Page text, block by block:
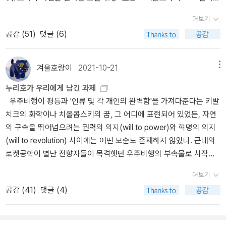
적인 정보 수단이나 통신 수단(전신)을 지배하는 한 폭력으로 전혀 새
하게 만든다. 그렇기 때문에 그 기구는 '혁명'을 '쿠데타'로 대체하였
버렸기 때문이다.._ 막스 베버, <관료제>, p64 또한, 막스는 <관료제
>에서 민주주의 체제가 효율적인 운영을 위해 도입한 관료제가 도리
어 민주주의와 충돌하는 모순을 지적한다. 근대화의 산물로 여겨지는
민주주의와 민주주의가 도입한 관료제의 충돌. 이것은 효율적인 근대
사회 조직인 관료제가 구성원들의 자기 보존 욕구로 인해 일종의 카
르텔(Kartell) 또는 조합(組合)화 되는 것은 중세 질서로의 회귀는 아
닐까. 일종의 도제 집단화되어 세습화되는 모습 안에서 '근대화 안의
반근대적 요소'를 발견하게 된다. 그리고, 이러한 요소가 관료제의 부
정적 모습 중 하나가 아닐까. 관료제 조직은 보통 다음과 같이 해서 지
배력을 갖는다. 즉, 조직은 경제적 및 사회적 차이의 중요성이 적어도
로마티크>에는 한국 대선 관련 기사2편이 다뤄졌다. 그 중 하나인 <
선거의 최대 쟁점이 된 한국의 부동산 위기>는 수도권 특히 서울 표
심에 결정적인 영향을 미치고 있는 현 상황을 잘 분석한 글이라 여겨
져 일부를 옮겨본다. 기사는 정부의 부동산 가격을 억제하려는 정부
의 정책이 실패로 이어지면서 정부에 대한 실망감이 표심이반으로 이
어지고 있음을 전한다. 2021년 후반부부터 집값이 하향세로 접어들
었다고 하지만 아직 떠난 민심을 잡기에는 부족하다는 기사의 분석은
현재의 선거 상황을 잘 설명한다. 현 시점에서 부동산 정책에 대한 정
부의 실패는 명확해 보인다. 그렇다면, 정부의 정책 방향은 잘못 되었
는가? 이번 페이퍼에서는 이에 대해 살펴보려고 한다. 특히 문재인 정
부에 대한 실망감이 극에 달한 18~30세 청년층에서 이런 분위기가
매도하도록 보유세를 대폭 인상했다. 그러나 양도세도 인상한 탓에,
다주택자들은 양도세 부담으로 보유한 주택을 선뜻 내놓지 않았다...
정부는 부동산 세금을 올리고 은행이 대출규제를 강화하면, 자산가들
더보기
공감 (51) 댓글 (6)
겨울호랑이 2021-10-21
누리호가 우리에게 남긴 과제
우주비행이 평등과 '인류 및 각 개인의 완벽함'을 가져다준다는 키발
치크의 화학이나 치올콥스키의 꿈, 그 어디에 표현되어 있었든, 자연
의 구속을 뛰어넘으려는 권력의 의지(will to power)와 혁명의 의지
(will to revolution) 사이에는 어떤 모순도 존재하지 않았다. 근대의
로켓공학이 별난 전향자들이 목격햇던 우주비행의 부속물로 시작되
더니 후에는 경쟁하는 기술관료 체계의 시대에서 역동성의 상징이 되
었다. _ 월터 맥두걸, <하늘과 땅 1>, p30 월터 맥두걸(Walter A. Mc
Dougall, 1946 ~ )의 <하늘과 땅 The Heavens And the Earth: A
더보기
공감 (41) 댓글 (4)